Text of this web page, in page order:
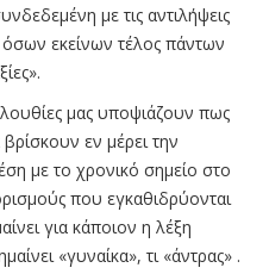
με τις αντιλήψεις
όσων εκείνων τέλος πάντων
μας υποψιάζουν πως
εν μέρει την
με το χρονικό σημείο στο
που εγκαθιδρύονται
για κάποιον η λέξη
«γυναίκα», τι «άντρας» .